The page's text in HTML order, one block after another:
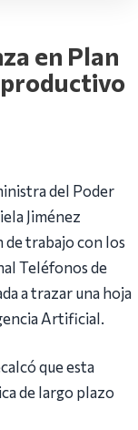
en Plan
del Poder
Jiménez
de trabajo con los
Teléfonos de
a trazar una hoja
Artificial.
que esta
de largo plazo